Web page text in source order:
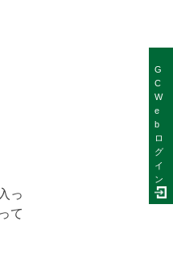
G
C
W
e
b
ロ
グ
イ
ン
っ
て